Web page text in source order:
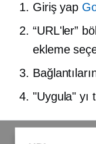
Giriş yap
“URL'ler”
ekleme
"Uygula" yı